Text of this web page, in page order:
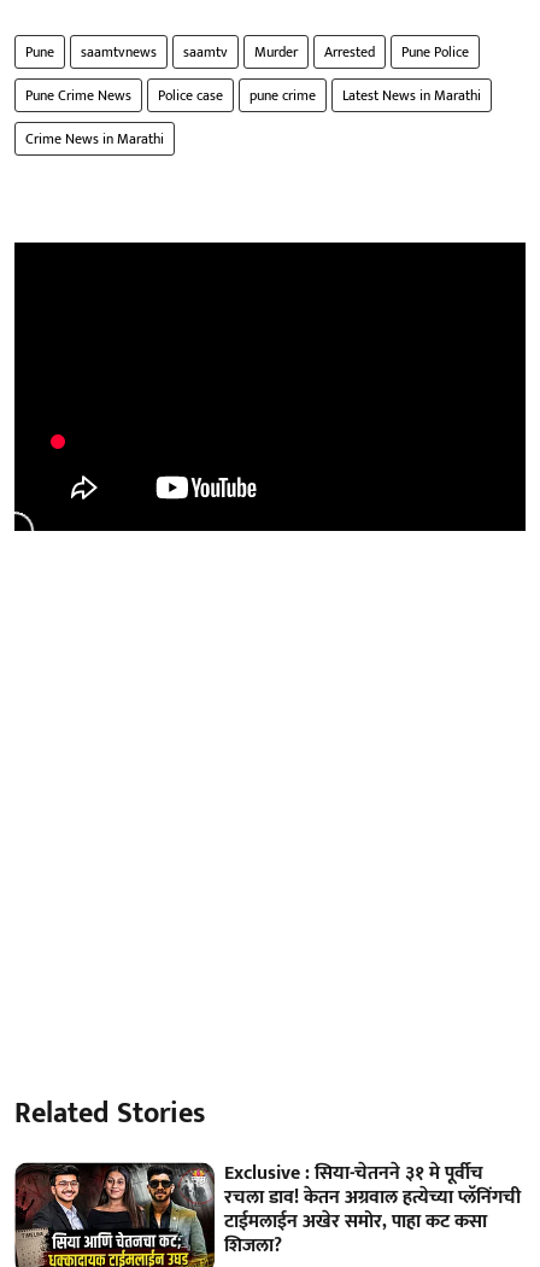
Pune saamtvnews saamtv Murder Arrested
Pune Police
Pune Crime News
Police case pune crime
Latest News in Marathi
Crime News in Marathi
Related Stories
Exclusive : सिया-चेतनने ३१ मे पूर्वीच
रचला डाव! केतन अग्रवाल हत्येच्या प्लॅनिंगची
टाईमलाईन अखेर समोर, पाहा कट कसा
शिजला?